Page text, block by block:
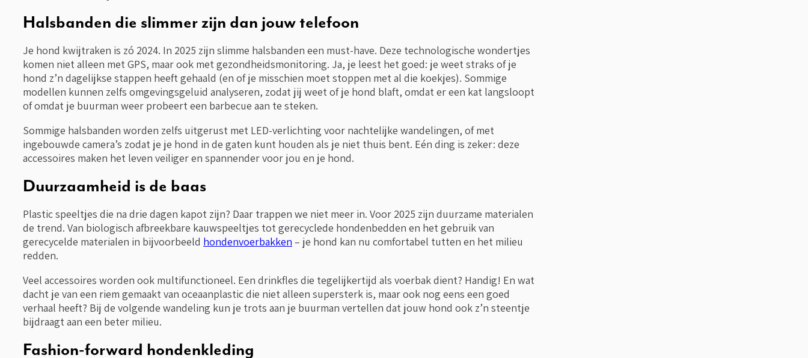
Halsbanden die slimmer zijn dan jouw telefoon
Je hond kwijtraken is zó 2024. In 2025 zijn slimme halsbanden een must-have. Deze technologische wondertjes
komen niet alleen met GPS, maar ook met gezondheidsmonitoring. Ja, je leest het goed: je weet straks of je
hond z’n dagelijkse stappen heeft gehaald (en of je misschien moet stoppen met al die koekjes). Sommige
modellen kunnen zelfs omgevingsgeluid analyseren, zodat jij weet of je hond blaft, omdat er een kat langsloopt
of omdat je buurman weer probeert een barbecue aan te steken.
Sommige halsbanden worden zelfs uitgerust met LED-verlichting voor nachtelijke wandelingen, of met
ingebouwde camera’s zodat je je hond in de gaten kunt houden als je niet thuis bent. Eén ding is zeker: deze
accessoires maken het leven veiliger en spannender voor jou en je hond.
Duurzaamheid is de baas
Plastic speeltjes die na drie dagen kapot zijn? Daar trappen we niet meer in. Voor 2025 zijn duurzame materialen
de trend. Van biologisch afbreekbare kauwspeeltjes tot gerecyclede hondenbedden en het gebruik van
gerecycelde materialen in bijvoorbeeld hondenvoerbakken – je hond kan nu comfortabel tutten en het milieu
redden.
Veel accessoires worden ook multifunctioneel. Een drinkfles die tegelijkertijd als voerbak dient? Handig! En wat
dacht je van een riem gemaakt van oceaanplastic die niet alleen supersterk is, maar ook nog eens een goed
verhaal heeft? Bij de volgende wandeling kun je trots aan je buurman vertellen dat jouw hond ook z’n steentje
bijdraagt aan een beter milieu.
Fashion-forward hondenkleding